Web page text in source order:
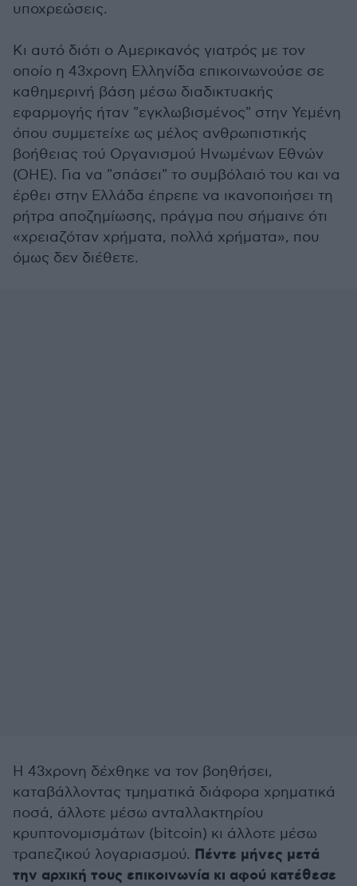
υποχρεώσεις.
Κι αυτό διότι ο Αμερικανός γιατρός με τον
οποίο η 43χρονη Ελληνίδα επικοινωνούσε σε
καθημερινή βάση μέσω διαδικτυακής
εφαρμογής ήταν "εγκλωβισμένος" στην Υεμένη
όπου συμμετείχε ως μέλος ανθρωπιστικής
βοήθειας τού Οργανισμού Ηνωμένων Εθνών
(ΟΗΕ). Για να "σπάσει" το συμβόλαιό του και να
έρθει στην Ελλάδα έπρεπε να ικανοποιήσει τη
ρήτρα αποζημίωσης, πράγμα που σήμαινε ότι
«χρειαζόταν χρήματα, πολλά χρήματα», που
όμως δεν διέθετε.
Η 43χρονη δέχθηκε να τον βοηθήσει,
καταβάλλοντας τμηματικά διάφορα χρηματικά
ποσά, άλλοτε μέσω ανταλλακτηρίου
κρυπτονομισμάτων (bitcoin) κι άλλοτε μέσω
τραπεζικού λογαριασμού. Πέντε μήνες μετά
την αρχική τους επικοινωνία κι αφού κατέθεσε